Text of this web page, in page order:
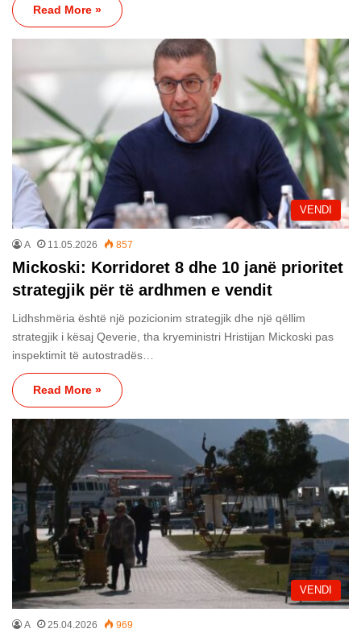
Read More »
VENDI
A 11.05.2026 857
Mickoski: Korridoret 8 dhe 10 janë prioritet
strategjik për të ardhmen e vendit
Lidhshmëria është një pozicionim strategjik dhe një qëllim
strategjik i kësaj Qeverie, tha kryeministri Hristijan Mickoski pas
inspektimit të autostradës…
Read More »
VENDI
A 25.04.2026 969